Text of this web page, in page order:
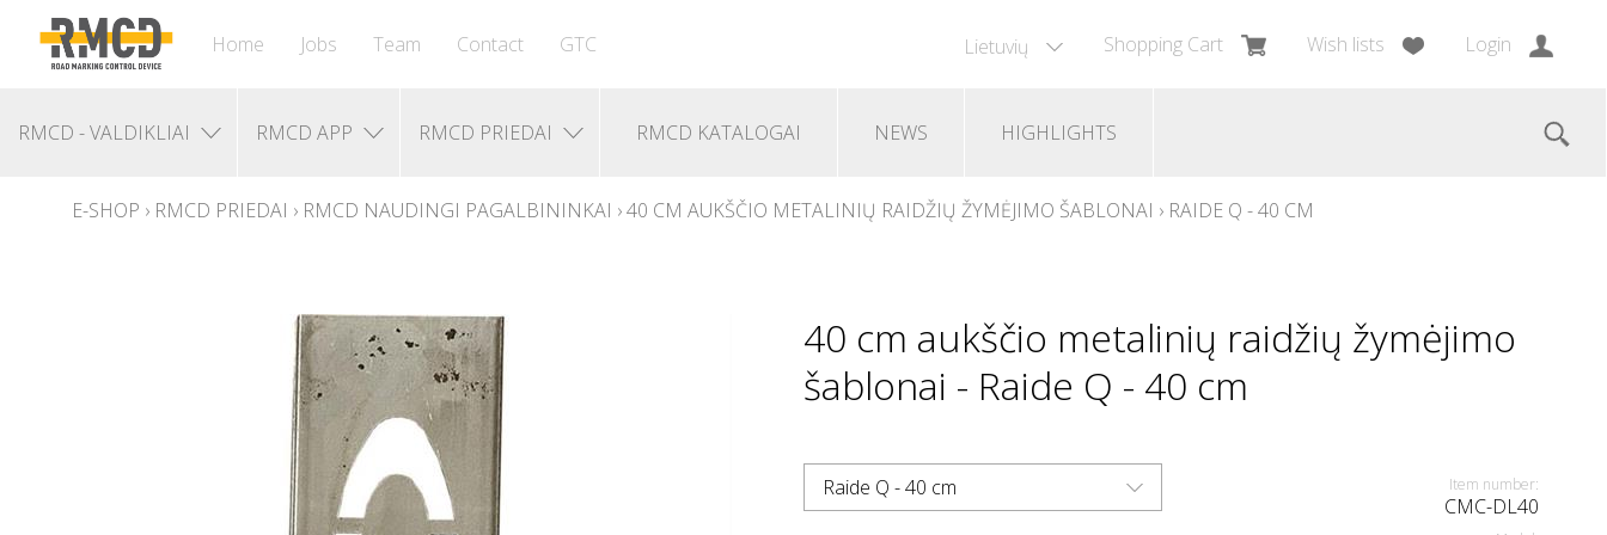
Lietuvių Shopping Cart Wish lists Login
Home Jobs Team Contact GTC
RMCD - VALDIKLIAI RMCD APP RMCD PRIEDAI RMCD KATALOGAI NEWS HIGHLIGHTS
E-SHOP › RMCD PRIEDAI › RMCD NAUDINGI PAGALBININKAI ›40 CM AUKŠČIO METALINIŲ RAIDŽIŲ ŽYMĖJIMO ŠABLONAI › RAIDE Q - 40 CM
40 cm aukščio metalinių raidžių žymėjimo
šablonai - Raide Q - 40 cm
Raide Q - 40 cm Item number:
CMC-DL40